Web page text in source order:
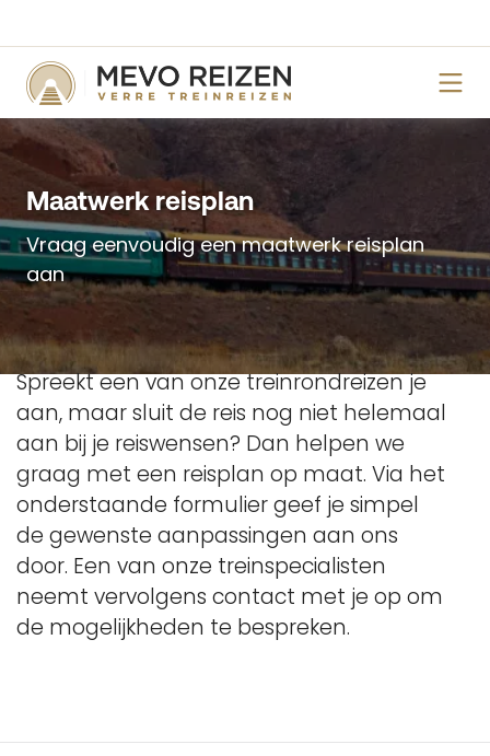
Maatwerk reisplan
Vraag eenvoudig een maatwerk reisplan
aan
Spreekt een van onze treinrondreizen je
aan, maar sluit de reis nog niet helemaal
aan bij je reiswensen? Dan helpen we
graag met een reisplan op maat. Via het
onderstaande formulier geef je simpel
de gewenste aanpassingen aan ons
door. Een van onze treinspecialisten
neemt vervolgens contact met je op om
de mogelijkheden te bespreken.